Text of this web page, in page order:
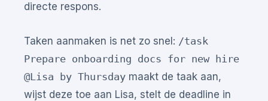
directe respons.
Taken aanmaken is net zo snel: /task
Prepare onboarding docs for new hire
@Lisa by Thursday maakt de taak aan,
wijst deze toe aan Lisa, stelt de deadline in